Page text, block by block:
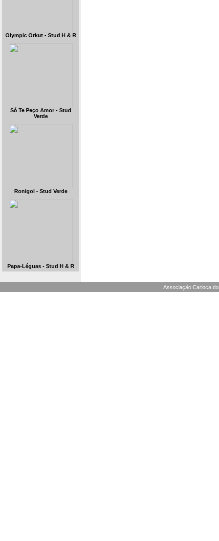
Olympic Orkut - Stud H & R
Só Te Peço Amor - Stud
Verde
Ronigol - Stud Verde
Papa-Léguas - Stud H & R
Associação Carioca